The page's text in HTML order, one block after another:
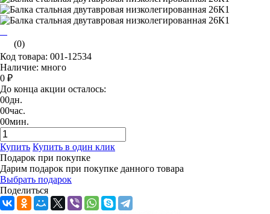
(0)
Код товара: 001-12534
Наличие: много
0 ₽
До конца акции осталось:
00дн.
00час.
00мин.
Купить Купить в один клик
Подарок при покупке
Дарим подарок при покупке данного товара
Выбрать подарок
Поделиться